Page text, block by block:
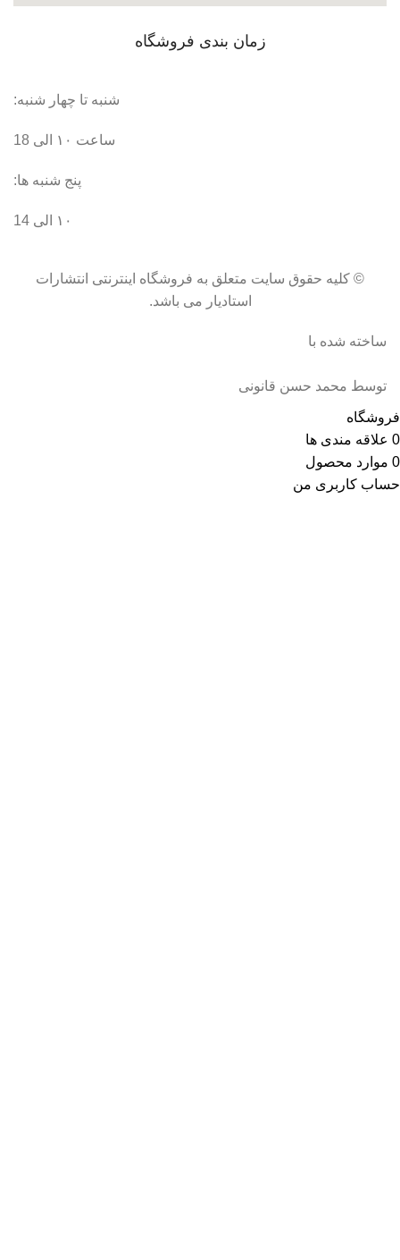
زمان بندی فروشگاه
شنبه تا چهار شنبه:
ساعت ۱۰ الی 18
پنج شنبه ها:
۱۰ الی 14
© کلیه حقوق سایت متعلق به فروشگاه اینترنتی انتشارات
استادیار می باشد.
ساخته شده با
توسط محمد حسن قانونی
فروشگاه
0 علاقه مندی ها
0 موارد محصول
حساب کاربری من